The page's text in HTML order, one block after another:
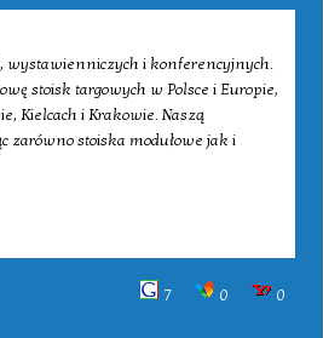
wystawienniczych i konferencyjnych.
stoisk targowych w Polsce i Europie,
Kielcach i Krakowie. Naszą
zarówno stoiska modułowe jak i
7 0 0